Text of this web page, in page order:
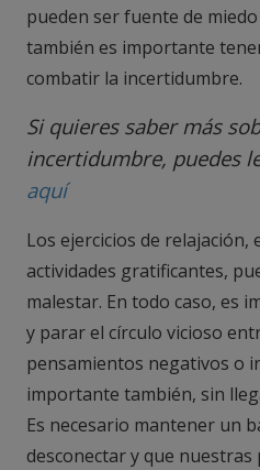
pueden ser fuente de
también es importante
combatir la incertidumbre.
Si quieres saber más
incertidumbre, puedes
aquí
Los ejercicios de relajación,
actividades gratificantes,
malestar. En todo caso, es
y parar el círculo vicioso
pensamientos negativos o
importante también, sin
Es necesario mantener un
desconectar y que